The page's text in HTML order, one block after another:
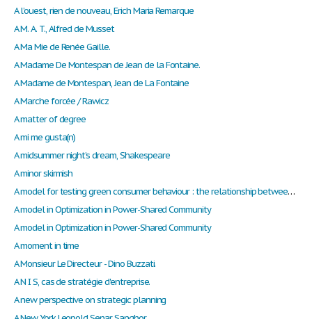
A l’ouest, rien de nouveau, Erich Maria Remarque
A M. A. T., Alfred de Musset
A Ma Mie de Renée Gaille.
A Madame De Montespan de Jean de la Fontaine.
A Madame de Montespan, Jean de La Fontaine
A Marche forcée / Rawicz
A matter of degree
A mi me gusta(n)
A midsummer night’s dream, Shakespeare
A minor skirmish
A model for testing green consumer behaviour : the relationship between green attitude and individual behaviour
A model in Optimization in Power-Shared Community
A model in Optimization in Power-Shared Community
A moment in time
A Monsieur Le Directeur - Dino Buzzati.
A N I S, cas de stratégie d'entreprise.
A new perspective on strategic planning